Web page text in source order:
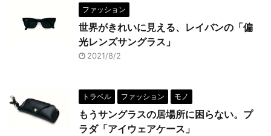
ファッション
世界がきれいに見える、レイバンの「偏
光レンズサングラス」
2021/8/2
トラベル ファッション モノ
もうサングラスの居場所に困らない。プ
ラダ「アイウェアケース」